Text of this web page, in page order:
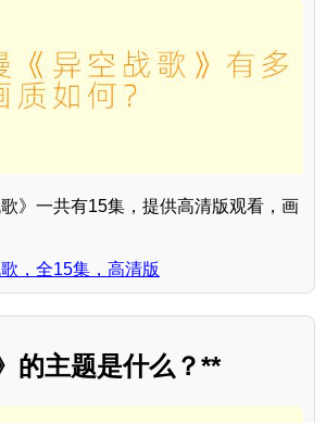
》一共有15集，提供高清版观看，画
，全15集，高清版
的主题是什么？**